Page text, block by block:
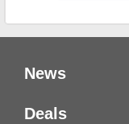
News
Deals